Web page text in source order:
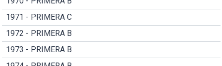
1971 - PRIMERA C
1972 - PRIMERA B
1973 - PRIMERA B